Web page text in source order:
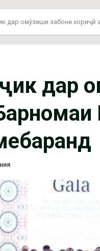
дар омӯзиши забони хориҷӣ
дар